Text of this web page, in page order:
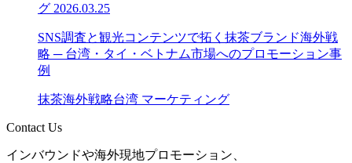
グ 2026.03.25
SNS調査と観光コンテンツで拓く抹茶ブランド海外戦
略 ─ 台湾・タイ・ベトナム市場へのプロモーション事
例
抹茶海外戦略台湾 マーケティング
Contact Us
インバウンドや海外現地プロモーション、